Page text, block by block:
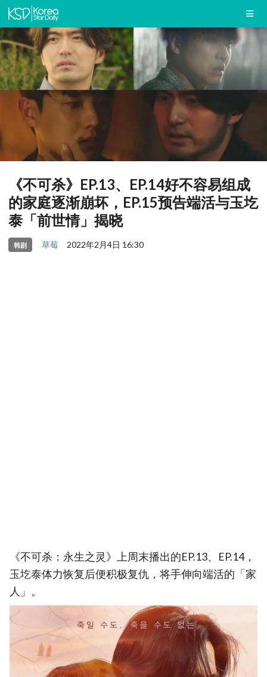
《不可杀》EP.13、EP.14好不容易组成
的家庭逐渐崩坏，EP.15预告端活与玉圪
泰「前世情」揭晓
韩剧 草莓 2022年2月4日 16:30
《不可杀：永生之灵》上周末播出的EP.13、EP.14，
玉圪泰体力恢复后便积极复仇，将手伸向端活的「家
人」。